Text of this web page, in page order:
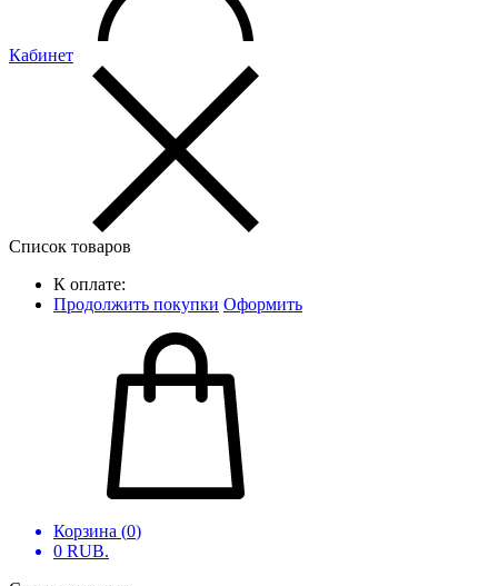
Кабинет
Список товаров
К оплате:
Продолжить покупки Оформить
Корзина (0)
0 RUB.